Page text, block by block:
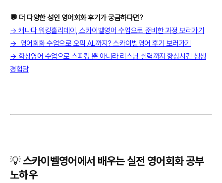
💬 더 다양한 성인 영어회화 후기가 궁금하다면?
→ 캐나다 워킹홀리데이, 스카이벨영어 수업으로 준비한 과정 보러가기
→ 영어회화 수업으로 오픽 AL까지? 스카이벨영어 후기 보러가기
→ 화상영어 수업으로 스피킹 뿐 아니라 리스닝 실력까지 향상시킨 생생
경험담
💡 스카이벨영어에서 배우는 실전 영어회화 공부
노하우